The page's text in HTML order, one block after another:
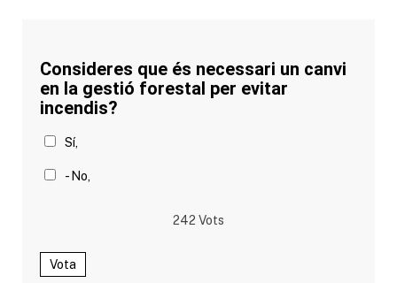
Consideres que és necessari un canvi
en la gestió forestal per evitar
incendis?
Sí,
- No,
242 Vots
Vota